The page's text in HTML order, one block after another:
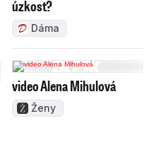
úzkost?
Dáma
video Alena Mihulová
Ženy